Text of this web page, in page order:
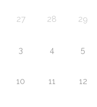
27 28 29
3 4 5
10 11 12